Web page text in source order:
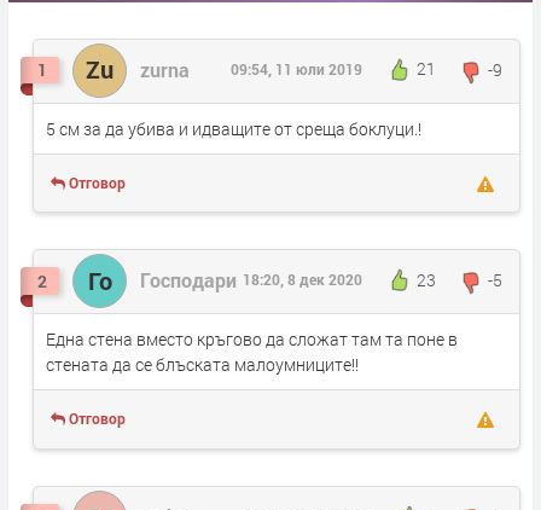
1 Zu zurna 21 -9
09:54, 11 юли 2019
5 см за да убива и идващите от среща боклуци.!
Отговор
2 Го Господари 23 -5
18:20, 8 дек 2020
Една стена вместо кръгово да сложат там та поне в
стената да се блъската малоумниците!!
Отговор